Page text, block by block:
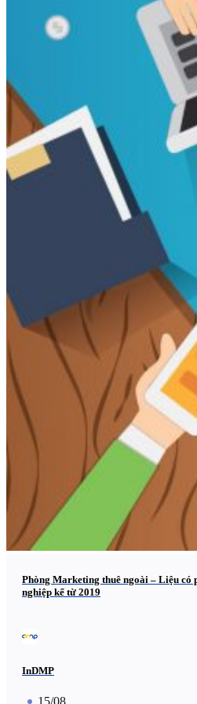
Phòng Marketing thuê ngoài – Liệu có
nghiệp kể từ 2019
InDMP